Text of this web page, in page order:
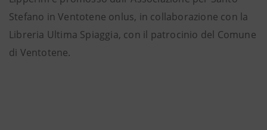
Stefano in Ventotene onlus, in collaborazione con la
Libreria Ultima Spiaggia, con il patrocinio del Comune
di Ventotene.